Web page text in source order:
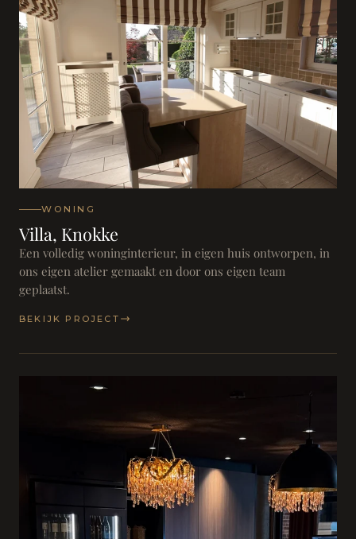
WONING
Villa, Knokke
Een volledig woninginterieur, in eigen huis ontworpen, in
ons eigen atelier gemaakt en door ons eigen team
geplaatst.
BEKIJK PROJECT